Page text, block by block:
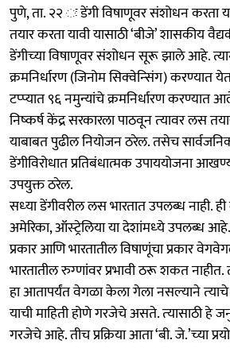
पुणे, ता. २२ ः डेंगी विषाणूवर संशोधन करता
तयार करता यावी यासाठी ‘बीजे’ शासकीय
डेंगीच्‍या विषाणूवर संशोधन सूरू झाले आहे.
क्रमनिर्धारण (जिनोम सिक्‍वेन्‍सिंग) करण्‍यात
टप्प्यात ९६ नमुन्यांचे क्रमनिर्धारण
निष्‍कर्ष केंद्र सरकारला पाठवून त्‍यावर लस
याबाबत पुढील नियोजन ठरेल. तसेच
डेंगीविरोधात प्रतिबंधात्मक उपाययोजना
उपयुक्त ठरेल.
सध्‍या डेंगीवरील लस भारतात उपलब्‍ध नाही.
अमेरिका, ऑस्‍ट्रेलिया या देशांमध्‍ये उपलब्‍ध
प्रकार आणि भारतातील विषाणूंचा प्रकार
भारतातील रुग्‍णांवर प्रभावी ठरू शकत नाहीत.
हा आतापर्यंत वेगळा केला गेला नसल्‍याने
याची माहिती होणे गरजेचे असते. त्‍यासाठी हे
गरजेचे आहे. तीच प्रक्रिया आता ‘बी. जे.’च्‍या